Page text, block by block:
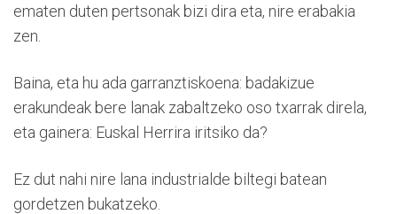
ematen duten pertsonak bizi dira eta, nire erabakia
zen.
Baina, eta hu ada garranztiskoena: badakizue
erakundeak bere lanak zabaltzeko oso txarrak direla,
eta gainera: Euskal Herrira iritsiko da?
Ez dut nahi nire lana industrialde biltegi batean
gordetzen bukatzeko.